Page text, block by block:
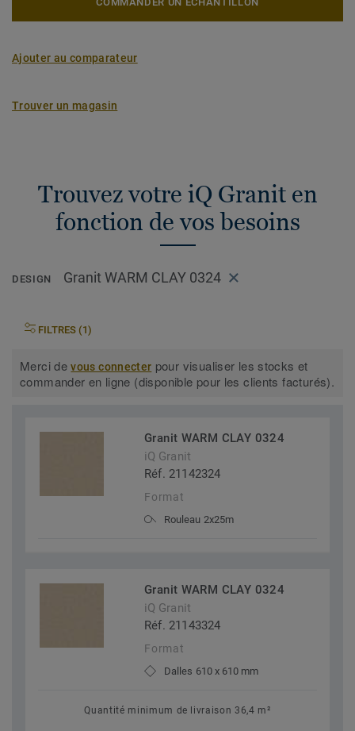
Ajouter au comparateur
Trouver un magasin
Trouvez votre iQ Granit en
fonction de vos besoins
DESIGN Granit WARM CLAY 0324
FILTRES (1)
Merci devous connecter pour visualiser les stocks et
commander en ligne (disponible pour les clients facturés).
Granit WARM CLAY 0324
iQ Granit
Réf. 21142324
Format
Rouleau 2x25m
Granit WARM CLAY 0324
iQ Granit
Réf. 21143324
Format
Dalles 610 x 610 mm
Quantité minimum de livraison 36,4 m²